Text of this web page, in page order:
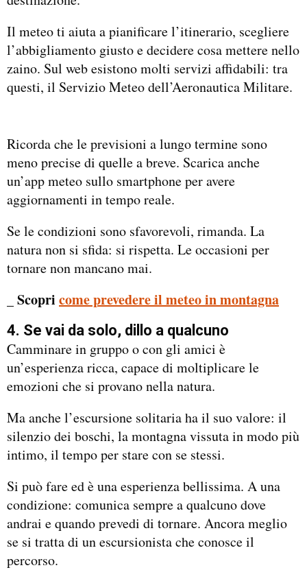
Il meteo ti aiuta a pianificare l’itinerario, scegliere
l’abbigliamento giusto e decidere cosa mettere nello
zaino. Sul web esistono molti servizi affidabili: tra
questi, il Servizio Meteo dell’Aeronautica Militare.
Ricorda che le previsioni a lungo termine sono
meno precise di quelle a breve. Scarica anche
un’app meteo sullo smartphone per avere
aggiornamenti in tempo reale.
Se le condizioni sono sfavorevoli, rimanda. La
natura non si sfida: si rispetta. Le occasioni per
tornare non mancano mai.
_ Scopri come prevedere il meteo in montagna
4. Se vai da solo, dillo a qualcuno
Camminare in gruppo o con gli amici è
un’esperienza ricca, capace di moltiplicare le
emozioni che si provano nella natura.
Ma anche l’escursione solitaria ha il suo valore: il
silenzio dei boschi, la montagna vissuta in modo più
intimo, il tempo per stare con se stessi.
Si può fare ed è una esperienza bellissima. A una
condizione: comunica sempre a qualcuno dove
andrai e quando prevedi di tornare. Ancora meglio
se si tratta di un escursionista che conosce il
percorso.